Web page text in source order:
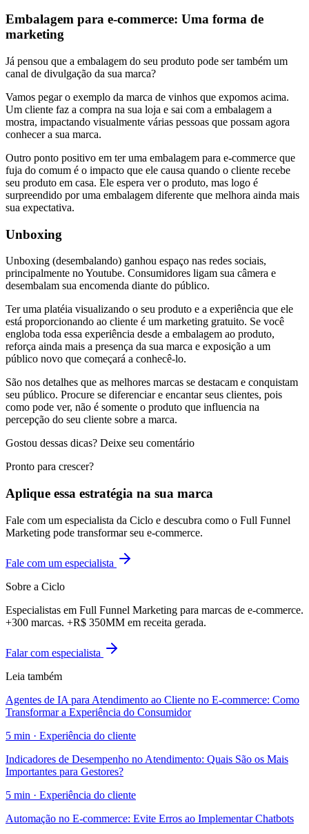
Embalagem para e-commerce: Uma forma de
marketing
Já pensou que a embalagem do seu produto pode ser também um
canal de divulgação da sua marca?
Vamos pegar o exemplo da marca de vinhos que expomos acima.
Um cliente faz a compra na sua loja e sai com a embalagem a
mostra, impactando visualmente várias pessoas que possam agora
conhecer a sua marca.
Outro ponto positivo em ter uma embalagem para e-commerce que
fuja do comum é o impacto que ele causa quando o cliente recebe
seu produto em casa. Ele espera ver o produto, mas logo é
surpreendido por uma embalagem diferente que melhora ainda mais
sua expectativa.
Unboxing
Unboxing (desembalando) ganhou espaço nas redes sociais,
principalmente no Youtube. Consumidores ligam sua câmera e
desembalam sua encomenda diante do público.
Ter uma platéia visualizando o seu produto e a experiência que ele
está proporcionando ao cliente é um marketing gratuito. Se você
engloba toda essa experiência desde a embalagem ao produto,
reforça ainda mais a presença da sua marca e exposição a um
público novo que começará a conhecê-lo.
São nos detalhes que as melhores marcas se destacam e conquistam
seu público. Procure se diferenciar e encantar seus clientes, pois
como pode ver, não é somente o produto que influencia na
percepção do seu cliente sobre a marca.
Gostou dessas dicas? Deixe seu comentário
Pronto para crescer?
Aplique essa estratégia na sua marca
Fale com um especialista da Ciclo e descubra como o Full Funnel
Marketing pode transformar seu e-commerce.
Fale com um especialista
Sobre a Ciclo
Especialistas em Full Funnel Marketing para marcas de e-commerce.
+300 marcas. +R$ 350MM em receita gerada.
Falar com especialista
Leia também
Agentes de IA para Atendimento ao Cliente no E-commerce: Como
Transformar a Experiência do Consumidor
5 min · Experiência do cliente
Indicadores de Desempenho no Atendimento: Quais São os Mais
Importantes para Gestores?
5 min · Experiência do cliente
Automação no E-commerce: Evite Erros ao Implementar Chatbots